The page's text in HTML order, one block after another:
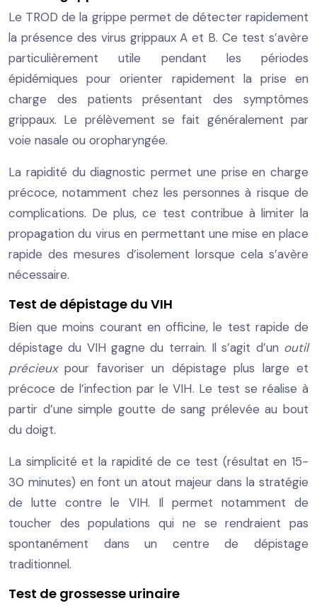
Le TROD de la grippe permet de détecter rapidement
la présence des virus grippaux A et B. Ce test s’avère
particulièrement utile pendant les périodes
épidémiques pour orienter rapidement la prise en
charge des patients présentant des symptômes
grippaux. Le prélèvement se fait généralement par
voie nasale ou oropharyngée.
La rapidité du diagnostic permet une prise en charge
précoce, notamment chez les personnes à risque de
complications. De plus, ce test contribue à limiter la
propagation du virus en permettant une mise en place
rapide des mesures d’isolement lorsque cela s’avère
nécessaire.
Test de dépistage du VIH
Bien que moins courant en officine, le test rapide de
dépistage du VIH gagne du terrain. Il s’agit d’un outil
précieuxpour favoriser un dépistage plus large et
précoce de l’infection par le VIH. Le test se réalise à
partir d’une simple goutte de sang prélevée au bout
du doigt.
La simplicité et la rapidité de ce test (résultat en 15-
30 minutes) en font un atout majeur dans la stratégie
de lutte contre le VIH. Il permet notamment de
toucher des populations qui ne se rendraient pas
spontanément dans un centre de dépistage
traditionnel.
Test de grossesse urinaire